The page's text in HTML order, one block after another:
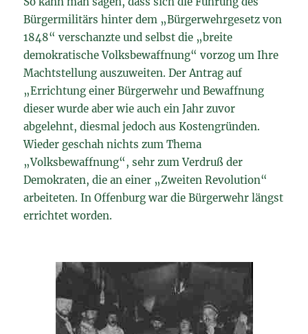
Bürgermilitärs hinter dem „Bürgerwehrgesetz von
1848“ verschanzte und selbst die „breite
demokratische Volksbewaffnung“ vorzog um Ihre
Machtstellung auszuweiten. Der Antrag auf
„Errichtung einer Bürgerwehr und Bewaffnung
dieser wurde aber wie auch ein Jahr zuvor
abgelehnt, diesmal jedoch aus Kostengründen.
Wieder geschah nichts zum Thema
„Volksbewaffnung“, sehr zum Verdruß der
Demokraten, die an einer „Zweiten Revolution“
arbeiteten. In Offenburg war die Bürgerwehr längst
errichtet worden.